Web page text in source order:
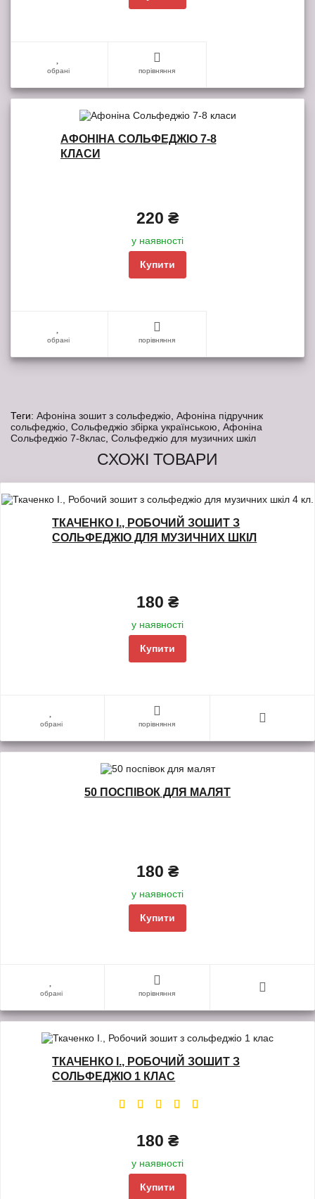
обрані порівняння
АФОНІНА СОЛЬФЕДЖІО 7-8
КЛАСИ
220 ₴
у наявності
Купити
обрані порівняння
Теги: Афоніна зошит з сольфеджіо Афоніна підручник
сольфеджіо Сольфеджіо збірка українською Афоніна
Сольфеджіо 7-8клас Сольфеджіо для музичних шкіл
СХОЖІ ТОВАРИ
ТКАЧЕНКО І., РОБОЧИЙ ЗОШИТ З
СОЛЬФЕДЖІО ДЛЯ МУЗИЧНИХ ШКІЛ
180 ₴
у наявності
Купити
обрані порівняння
50 ПОСПІВОК ДЛЯ МАЛЯТ
180 ₴
у наявності
Купити
обрані порівняння
ТКАЧЕНКО І., РОБОЧИЙ ЗОШИТ З
СОЛЬФЕДЖІО 1 КЛАС
180 ₴
у наявності
Купити